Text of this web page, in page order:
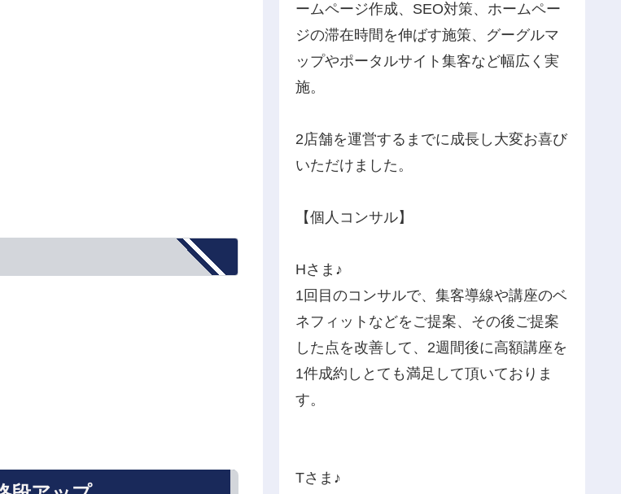
ームページ作成、SEO対策、ホームペー
ジの滞在時間を伸ばす施策、グーグルマ
ップやポータルサイト集客など幅広く実
施。
2店舗を運営するまでに成長し大変お喜び
いただけました。
【個人コンサル】
Hさま♪
1回目のコンサルで、集客導線や講座のベ
ネフィットなどをご提案、その後ご提案
した点を改善して、2週間後に高額講座を
1件成約しとても満足して頂いておりま
す。
Tさま♪